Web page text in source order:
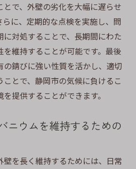
とで、外壁の劣化を大幅に遅らせ
らに、定期的な点検を実施し、問
対処することで、長期間にわた
を維持することが可能です。最後
の錆びに強い性質を活かし、適切
とで、静岡市の気候に負けるこ
提供することができます。
ニウムを維持するための
を長く維持するためには、日常